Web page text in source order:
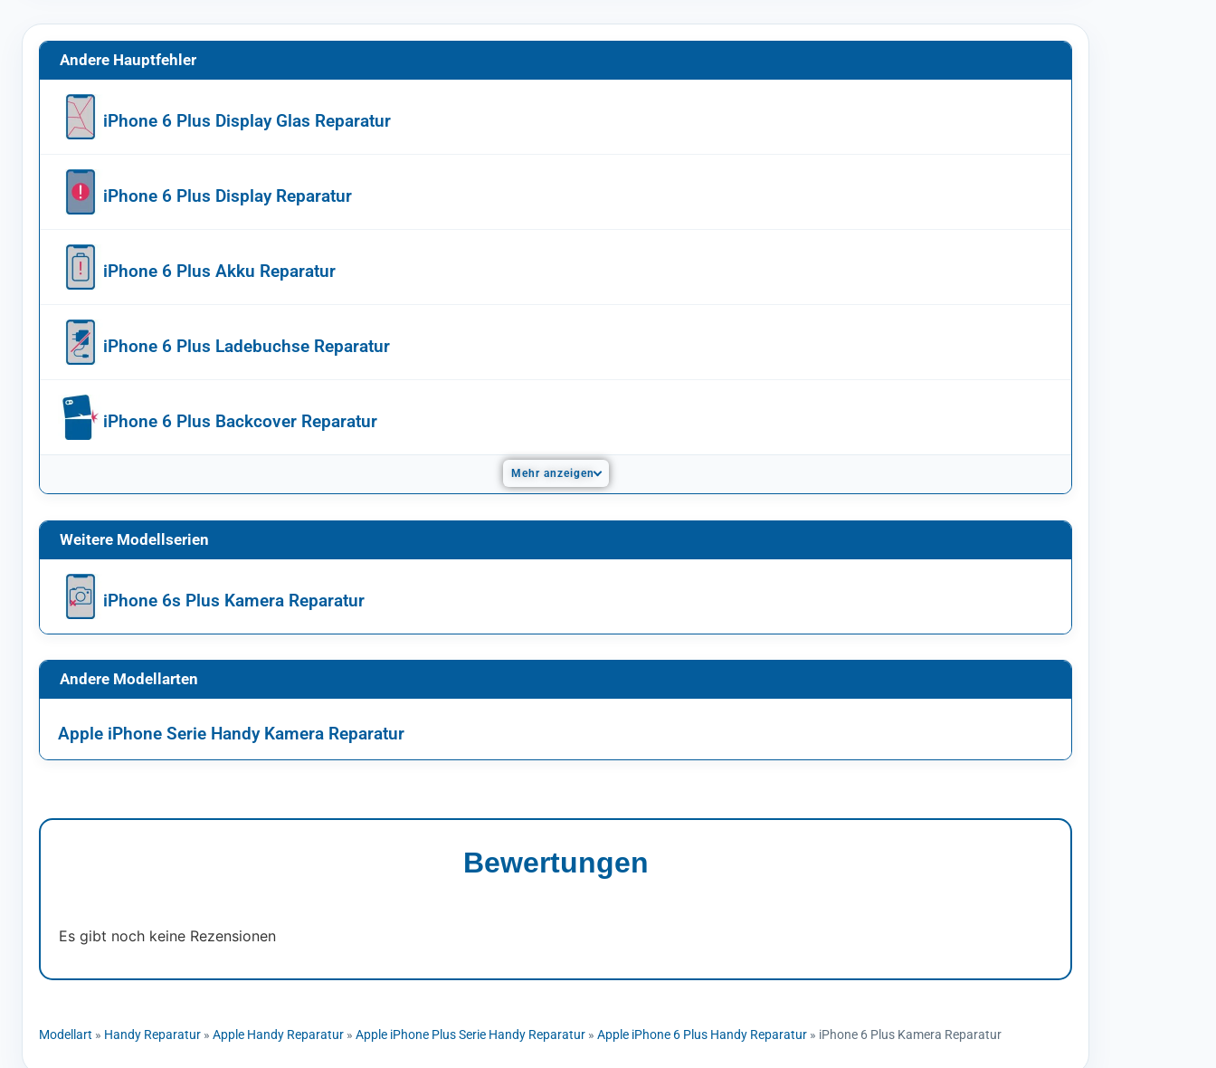
Andere Hauptfehler
iPhone 6 Plus Display Glas Reparatur
iPhone 6 Plus Display Reparatur
iPhone 6 Plus Akku Reparatur
iPhone 6 Plus Ladebuchse Reparatur
iPhone 6 Plus Backcover Reparatur
Mehr anzeigen
Weitere Modellserien
iPhone 6s Plus Kamera Reparatur
Andere Modellarten
Apple iPhone Serie Handy Kamera Reparatur
Bewertungen
Es gibt noch keine Rezensionen
Modellart » Handy Reparatur » Apple Handy Reparatur » Apple iPhone Plus Serie Handy Reparatur » Apple iPhone 6 Plus Handy Reparatur » iPhone 6 Plus Kamera Reparatur